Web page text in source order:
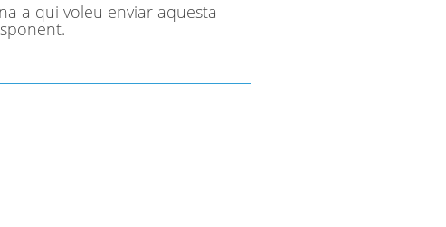
a qui voleu enviar aquesta